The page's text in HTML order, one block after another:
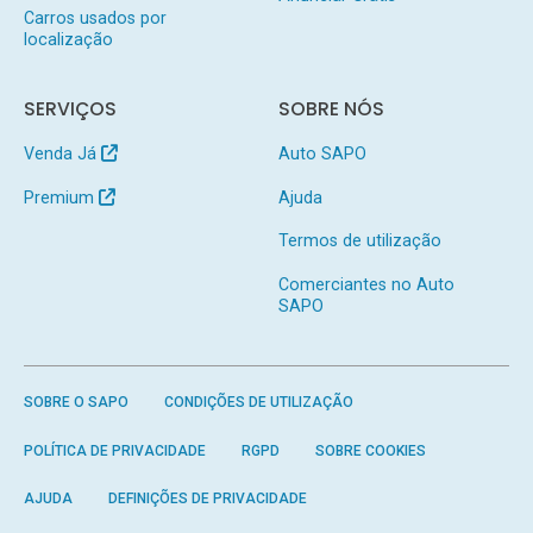
Carros usados por
localização
SERVIÇOS
Venda Já
Premium
SOBRE NÓS
Auto SAPO
Ajuda
Termos de utilização
Comerciantes no Auto
SAPO
SOBRE O SAPO CONDIÇÕES DE UTILIZAÇÃO
POLÍTICA DE PRIVACIDADE RGPD SOBRE COOKIES
AJUDA DEFINIÇÕES DE PRIVACIDADE